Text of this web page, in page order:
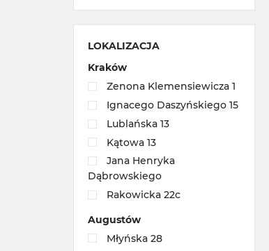
LOKALIZACJA
Kraków
Zenona Klemensiewicza 1
Ignacego Daszyńskiego 15
Lublańska 13
Kątowa 13
Jana Henryka
Dąbrowskiego
Rakowicka 22c
Augustów
Młyńska 28